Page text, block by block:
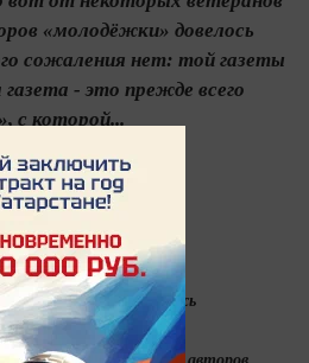
«молодёжки» довелось
сожаления нет: той газеты
- это прежде всего
с которой...
газета «Молодёжь
огорчило.